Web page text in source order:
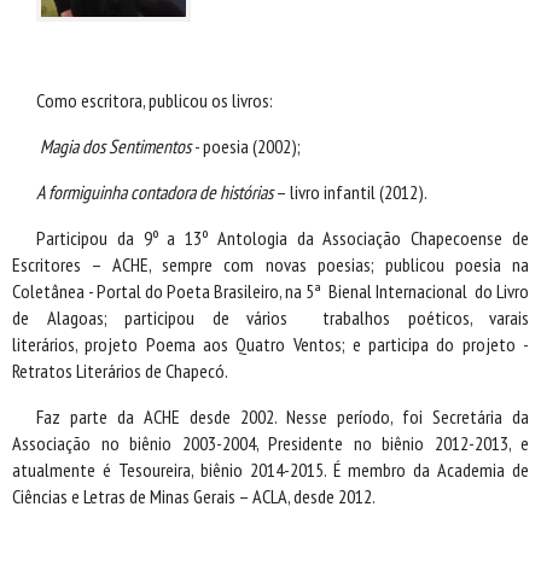
Como escritora, publicou os livros:
Magia dos Sentimentos- poesia (2002);
A formiguinha contadora de histórias– livro infantil (2012).
Participou da 9º a 13º Antologia da Associação Chapecoense de
Escritores – ACHE, sempre com novas poesias; publicou poesia na
Coletânea - Portal do Poeta Brasileiro, na 5ª Bienal Internacional do Livro
de Alagoas; participou de vários trabalhos poéticos, varais
literários, projeto Poema aos Quatro Ventos; e participa do projeto -
Retratos Literários de Chapecó.
Faz parte da ACHE desde 2002. Nesse período, foi Secretária da
Associação no biênio 2003-2004, Presidente no biênio 2012-2013, e
atualmente é Tesoureira, biênio 2014-2015. É membro da Academia de
Ciências e Letras de Minas Gerais – ACLA, desde 2012.